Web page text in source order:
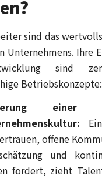
sind das
Unternehmens. Ihre
sind
Betriebskonzepte:
einer
offene
und
fördert, zieht